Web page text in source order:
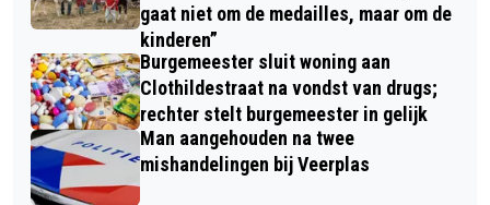
gaat niet om de medailles, maar om de
kinderen”
Burgemeester sluit woning aan
Clothildestraat na vondst van drugs;
rechter stelt burgemeester in gelijk
Man aangehouden na twee
mishandelingen bij Veerplas